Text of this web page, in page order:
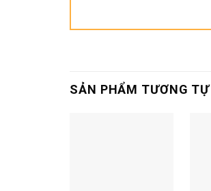
SẢN PHẨM TƯƠNG TỰ